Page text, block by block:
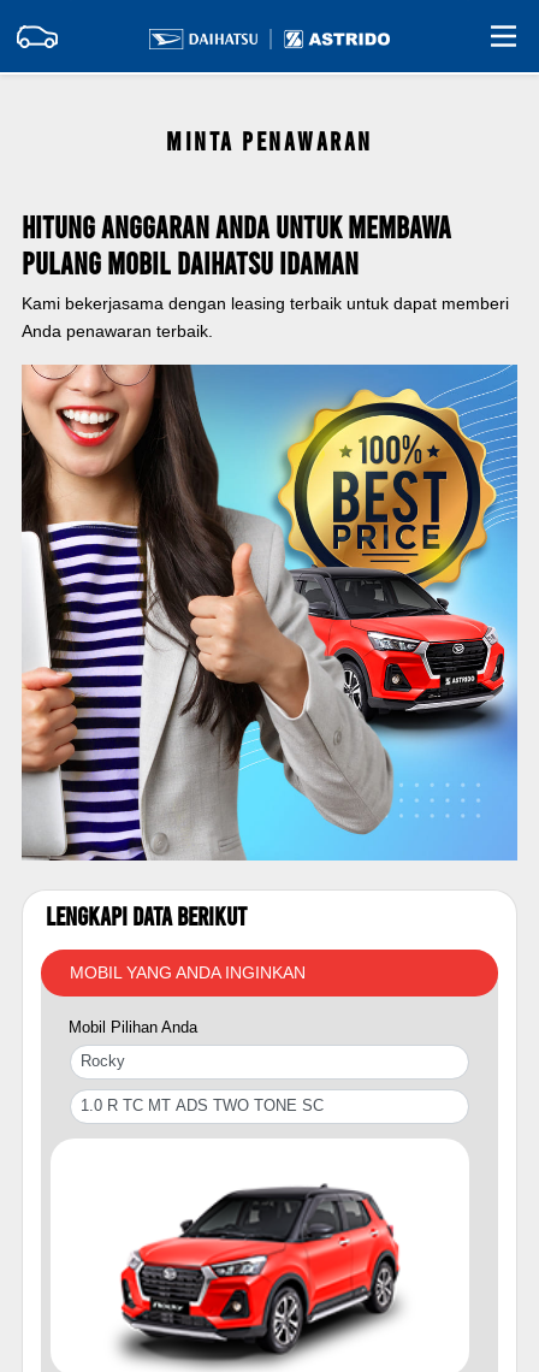
MINTA PENAWARAN
Hitung Anggaran Anda Untuk Membawa
Pulang Mobil Daihatsu Idaman
Kami bekerjasama dengan leasing terbaik untuk dapat memberi
Anda penawaran terbaik.
Lengkapi Data Berikut
MOBIL YANG ANDA INGINKAN
Mobil Pilihan Anda